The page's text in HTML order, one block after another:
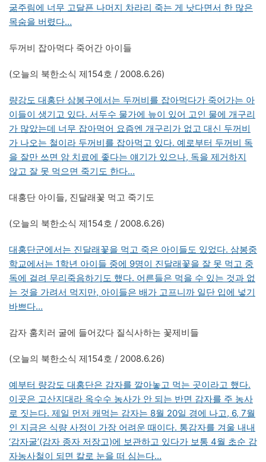
굶주림에 너무 고달픈 나머지 차라리 죽는 게 낫다면서 한 많은
목숨을 버렸다…
두꺼비 잡아먹다 죽어간 아이들
(오늘의 북한소식 제154호 / 2008.6.26)
량강도 대홍단 삼봉구에서는 두꺼비를 잡아먹다가 죽어가는 아
이들이 생기고 있다. 서두수 물가에 늪이 있어 고인 물에 개구리
가 많았는데 너무 잡아먹어 요즘엔 개구리가 없고 대신 두꺼비
가 나오는 철이라 두꺼비를 잡아먹고 있다. 예로부터 두꺼비 독
을 잘만 쓰면 암 치료에 좋다는 얘기가 있으나, 독을 제거하지
않고 잘 못 먹으면 죽기도 한다…
대홍단 아이들, 진달래꽃 먹고 죽기도
(오늘의 북한소식 제154호 / 2008.6.26)
대홍단군에서는 진달래꽃을 먹고 죽은 아이들도 있었다. 삼봉중
학교에서는 1학년 아이들 중에 9명이 진달래꽃을 잘 못 먹고 중
독에 걸려 무리죽음하기도 했다. 어른들은 먹을 수 있는 것과 없
는 것을 가려서 먹지만, 아이들은 배가 고프니까 일단 입에 넣기
바쁘다…
감자 훔치러 굴에 들어갔다 질식사하는 꽃제비들
(오늘의 북한소식 제154호 / 2008.6.26)
예부터 량강도 대홍단은 감자를 깔아놓고 먹는 곳이라고 했다.
이곳은 고산지대라 옥수수 농사가 안 되는 반면 감자를 주 농사
로 짓는다. 제일 먼저 캐먹는 감자는 8월 20일 경에 나고, 6, 7월
인 지금은 식량 사정이 가장 어려운 때이다. 통감자를 겨울 내내
‘감자굴’(감자 종자 저장고)에 보관하고 있다가 보통 4월 초순 감
자농사철이 되면 칼로 눈을 떠 심는다…